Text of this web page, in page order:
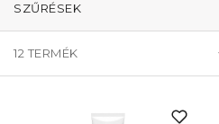
SZŰRÉSEK
12 TERMÉK